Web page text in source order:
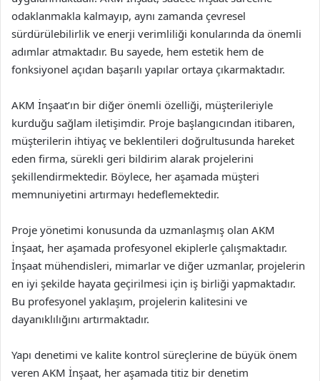
odaklanmakla kalmayıp, aynı zamanda çevresel
sürdürülebilirlik ve enerji verimliliği konularında da önemli
adımlar atmaktadır. Bu sayede, hem estetik hem de
fonksiyonel açıdan başarılı yapılar ortaya çıkarmaktadır.
AKM İnşaat’ın bir diğer önemli özelliği, müşterileriyle
kurduğu sağlam iletişimdir. Proje başlangıcından itibaren,
müşterilerin ihtiyaç ve beklentileri doğrultusunda hareket
eden firma, sürekli geri bildirim alarak projelerini
şekillendirmektedir. Böylece, her aşamada müşteri
memnuniyetini artırmayı hedeflemektedir.
Proje yönetimi konusunda da uzmanlaşmış olan AKM
İnşaat, her aşamada profesyonel ekiplerle çalışmaktadır.
İnşaat mühendisleri, mimarlar ve diğer uzmanlar, projelerin
en iyi şekilde hayata geçirilmesi için iş birliği yapmaktadır.
Bu profesyonel yaklaşım, projelerin kalitesini ve
dayanıklılığını artırmaktadır.
Yapı denetimi ve kalite kontrol süreçlerine de büyük önem
veren AKM İnşaat, her aşamada titiz bir denetim